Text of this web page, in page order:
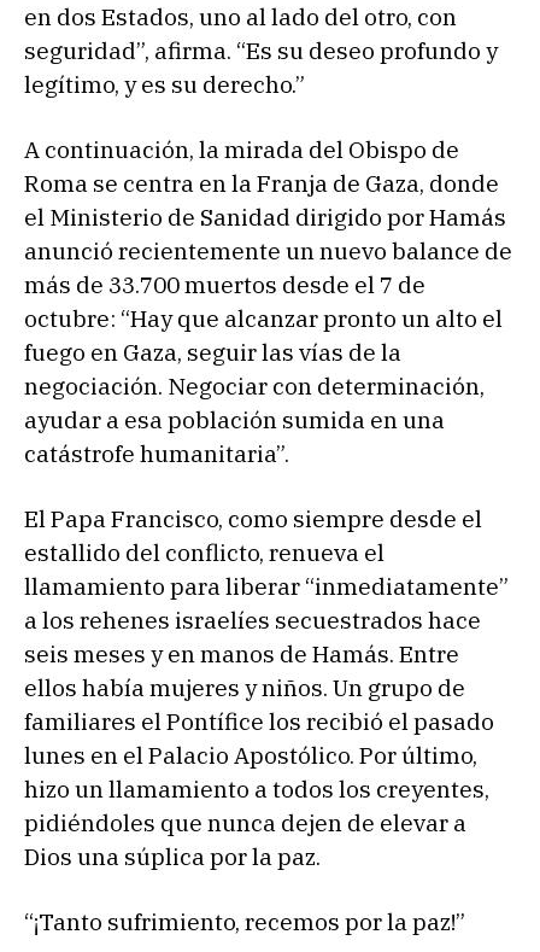
en dos Estados, uno al lado del otro, con
seguridad”, afirma. “Es su deseo profundo y
legítimo, y es su derecho.”
A continuación, la mirada del Obispo de
Roma se centra en la Franja de Gaza, donde
el Ministerio de Sanidad dirigido por Hamás
anunció recientemente un nuevo balance de
más de 33.700 muertos desde el 7 de
octubre: “Hay que alcanzar pronto un alto el
fuego en Gaza, seguir las vías de la
negociación. Negociar con determinación,
ayudar a esa población sumida en una
catástrofe humanitaria”.
El Papa Francisco, como siempre desde el
estallido del conflicto, renueva el
llamamiento para liberar “inmediatamente”
a los rehenes israelíes secuestrados hace
seis meses y en manos de Hamás. Entre
ellos había mujeres y niños. Un grupo de
familiares el Pontífice los recibió el pasado
lunes en el Palacio Apostólico. Por último,
hizo un llamamiento a todos los creyentes,
pidiéndoles que nunca dejen de elevar a
Dios una súplica por la paz.
“¡Tanto sufrimiento, recemos por la paz!”